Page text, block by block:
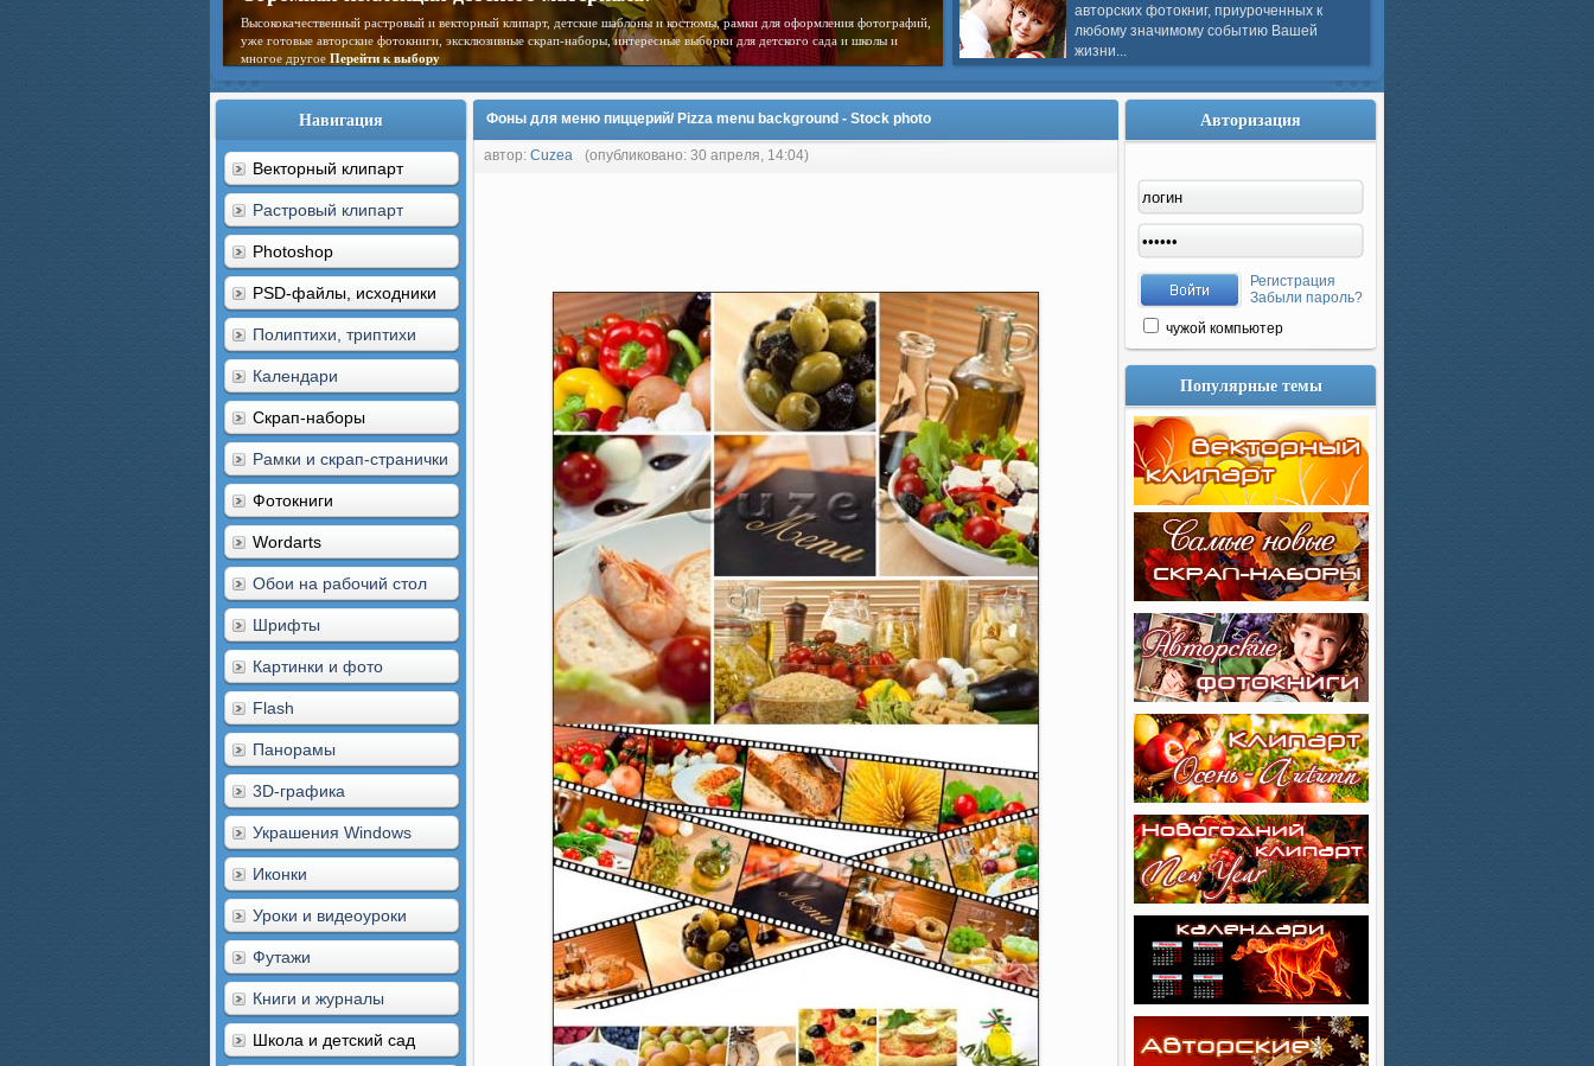
авторских фотокниг, приуроченных к
любому значимому событию Вашей
жизни...
Высококачественный растровый и векторный клипарт, детские шаблоны и костюмы, рамки для оформления фотографий,
уже готовые авторские фотокниги, эксклюзивные скрап-наборы, интересные выборки для детского сада и школы и
многое другое Перейти к выбору
Навигация
Векторный клипарт
Растровый клипарт
Photoshop
PSD-файлы, исходники
Полиптихи, триптихи
Календари
Скрап-наборы
Рамки и скрап-странички
Фотокниги
Wordarts
Обои на рабочий стол
Шрифты
Картинки и фото
Flash
Панорамы
3D-графика
Украшения Windows
Иконки
Уроки и видеоуроки
Футажи
Книги и журналы
Школа и детский сад
Фоны для меню пиццерий/ Pizza menu background - Stock photo
автор: Cuzea (опубликовано: 30 апреля, 14:04)
Авторизация
Регистрация
Забыли пароль?
чужой компьютер
Популярные темы